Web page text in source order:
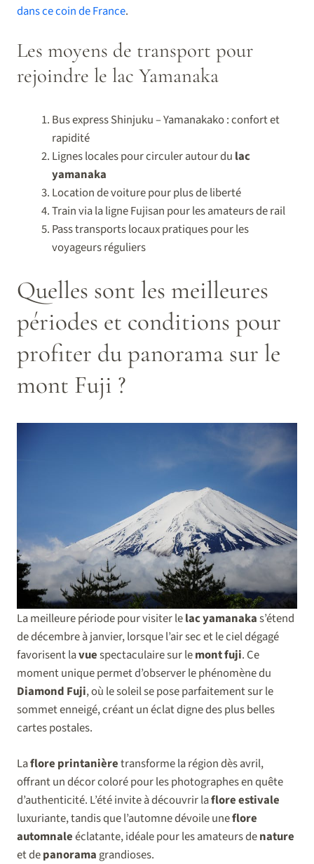
dans ce coin de France.
Les moyens de transport pour
rejoindre le lac Yamanaka
Bus express Shinjuku – Yamanakako : confort et
rapidité
Lignes locales pour circuler autour du lac
yamanaka
Location de voiture pour plus de liberté
Train via la ligne Fujisan pour les amateurs de rail
Pass transports locaux pratiques pour les
voyageurs réguliers
Quelles sont les meilleures
périodes et conditions pour
profiter du panorama sur le
mont Fuji ?
La meilleure période pour visiter lelac yamanakas’étend
de décembre à janvier, lorsque l’air sec et le ciel dégagé
favorisent lavuespectaculaire sur lemont fuji. Ce
moment unique permet d’observer le phénomène du
Diamond Fuji, où le soleil se pose parfaitement sur le
sommet enneigé, créant un éclat digne des plus belles
cartes postales.
Laflore printanièretransforme la région dès avril,
offrant un décor coloré pour les photographes en quête
d’authenticité. L’été invite à découvrir laflore estivale
luxuriante, tandis que l’automne dévoile uneflore
automnaleéclatante, idéale pour les amateurs denature
et depanorama grandioses.